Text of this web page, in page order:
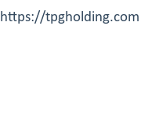
https://tpgholding.com